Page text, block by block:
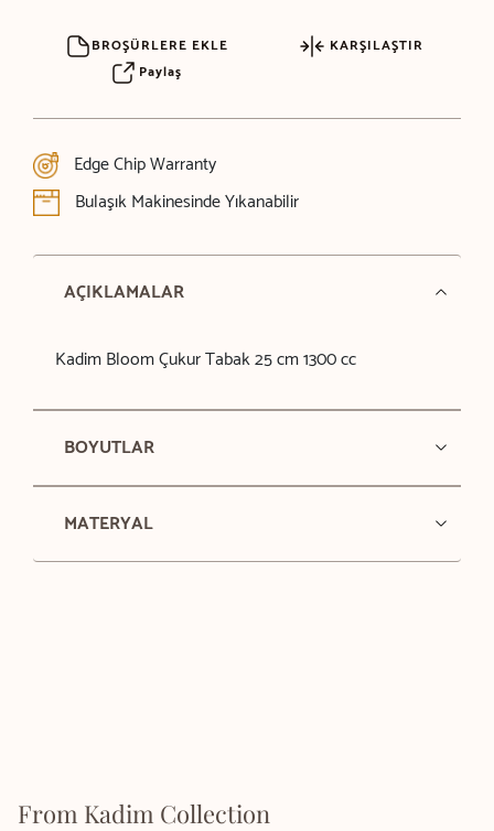
BROŞÜRLERE EKLE
KARŞILAŞTIR
Paylaş
Edge Chip Warranty
Bulaşık Makinesinde Yıkanabilir
AÇIKLAMALAR
Kadim Bloom Çukur Tabak 25 cm 1300 cc
BOYUTLAR
MATERYAL
From Kadim Collection